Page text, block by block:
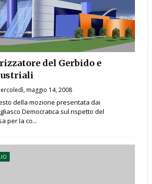
del Gerbido e
maggio 14, 2008
della mozione presentata dai
Democratica sul rispetto del
per la co...